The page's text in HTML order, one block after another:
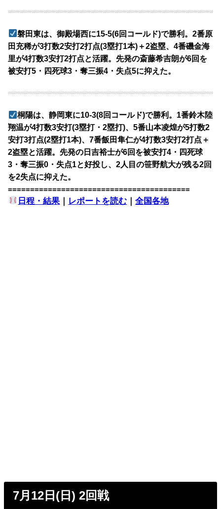
磐田東は、御殿場西に15-5(6回コールド)で勝利。2番原
田充稀が3打数2安打2打点(3塁打1本)＋2盗塁、4番磯金海
里が4打数3安打2打点と活躍。先発の斎藤希吉朗が6回を
被安打5・四死球3・奪三振4・失点5に抑えた。
桐陽は、静岡東に10-3(8回コールド)で勝利。1番鈴木陸
翔温が4打数3安打(3塁打・2塁打)、5番山本凌煌が5打数2
安打3打点(2塁打1本)、7番飯田隼仁が4打数3安打2打点＋
2盗塁と活躍。先発の日吉裕士が6回を被安打4・四死球
3・奪三振0・失点1と好投し、2人目の笹野航大が残る2回
を2失点に抑えた。
=========================================
日程・結果 ｜ レポートを読む ｜全国各地
7月12日(日) 2回戦